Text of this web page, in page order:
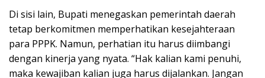
Di sisi lain, Bupati menegaskan pemerintah daerah
tetap berkomitmen memperhatikan kesejahteraan
para PPPK. Namun, perhatian itu harus diimbangi
dengan kinerja yang nyata. “Hak kalian kami penuhi,
maka kewajiban kalian juga harus dijalankan. Jangan